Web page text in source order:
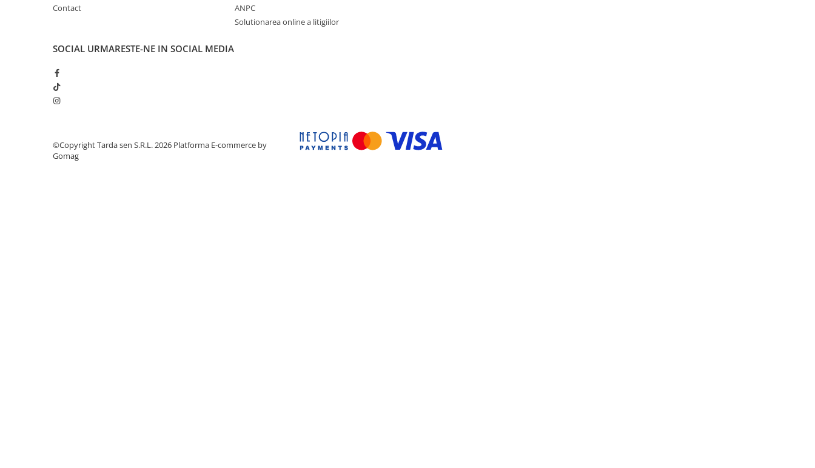
Lichidare STOC
Produse Bricolaj
Acumulatori si Incarcatoare
Contact
ANPC
Solutionarea online a litigiilor
SOCIAL URMARESTE-NE IN SOCIAL MEDIA
©Copyright Tarda sen S.R.L. 2026 Platforma E-commerce by
Gomag